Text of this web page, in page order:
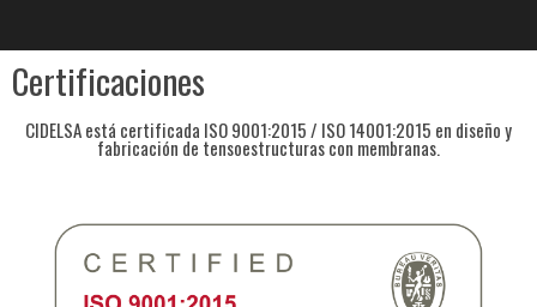
Certificaciones
CIDELSA está certificada ISO 9001:2015 / ISO 14001:2015 en diseño y
fabricación de tensoestructuras con membranas.